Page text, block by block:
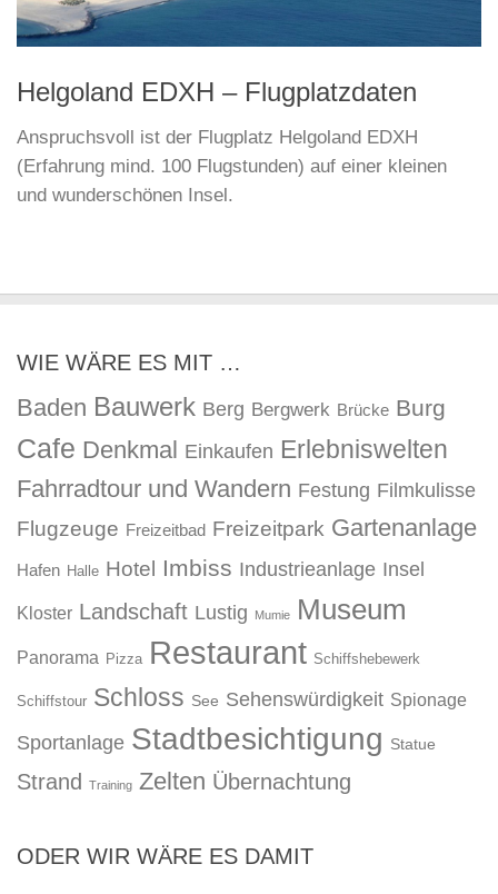
Helgoland EDXH – Flugplatzdaten
Anspruchsvoll ist der Flugplatz Helgoland EDXH
(Erfahrung mind. 100 Flugstunden) auf einer kleinen
und wunderschönen Insel.
WIE WÄRE ES MIT …
Baden Bauwerk Berg Bergwerk Brücke Burg
Cafe Denkmal Einkaufen Erlebniswelten
Fahrradtour und Wandern Festung Filmkulisse
Flugzeuge Freizeitbad Freizeitpark Gartenanlage
Hafen Halle Hotel Imbiss Industrieanlage Insel
Kloster Landschaft Lustig Mumie Museum
Panorama Pizza Restaurant Schiffshebewerk
Schiffstour Schloss See Sehenswürdigkeit Spionage
Sportanlage Stadtbesichtigung Statue
Strand Training Zelten Übernachtung
ODER WIR WÄRE ES DAMIT